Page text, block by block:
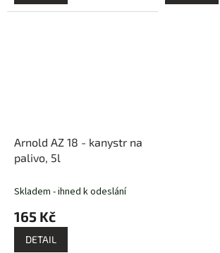
Arnold AZ 18 - kanystr na
palivo, 5l
Skladem - ihned k odeslání
165 Kč
DETAIL